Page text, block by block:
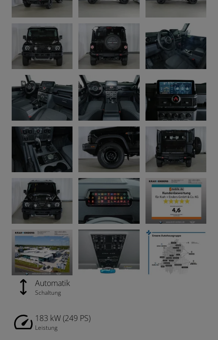
Automatik
Schaltung
183 kW (249 PS)
Leistung